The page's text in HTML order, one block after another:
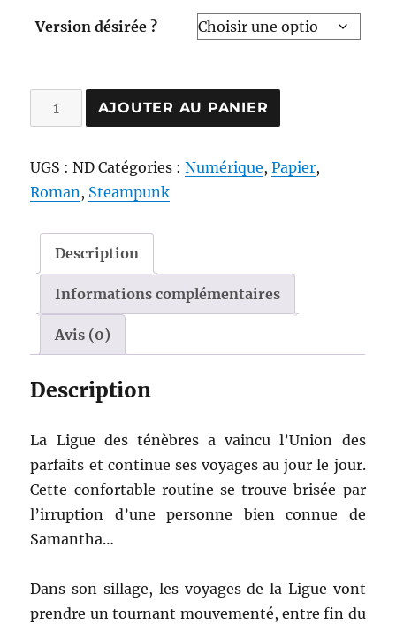
Version désirée ?
quantité
de
(La
Ligue
ténèbres
T3)
AJOUTER AU PANIER
UGS :ND Catégories :Numérique,Papier,
Roman , Steampunk
Description
Informations complémentaires
Avis (0)
Description
La Ligue des ténèbres a vaincu l’Union des
parfaits et continue ses voyages au jour le jour.
Cette confortable routine se trouve brisée par
l’irruption d’une personne bien connue de
Samantha…
Dans son sillage, les voyages de la Ligue vont
prendre un tournant mouvementé, entre fin du